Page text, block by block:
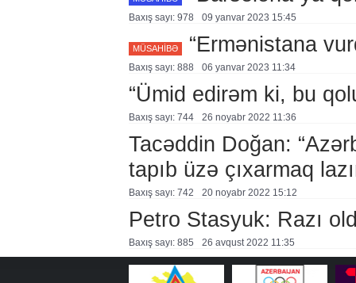
Baxış sayı: 978 09 yanvar 2023 15:45
MÜSAHİBƏ “Ermənistana
Baxış sayı: 888 06 yanvar 2023 11:34
“Ümid edirəm ki, bu
Baxış sayı: 744 26 noyabr 2022 11:36
Tacəddin Doğan:
tapıb üzə çıxarmaq
Baxış sayı: 742 20 noyabr 2022 15:12
Petro Stasyuk: Razı
Baxış sayı: 885 26 avqust 2022 11:35